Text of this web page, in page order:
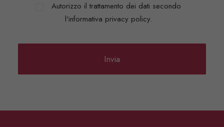
Autorizzo il trattamento dei dati secondo
l'informativa privacy policy.